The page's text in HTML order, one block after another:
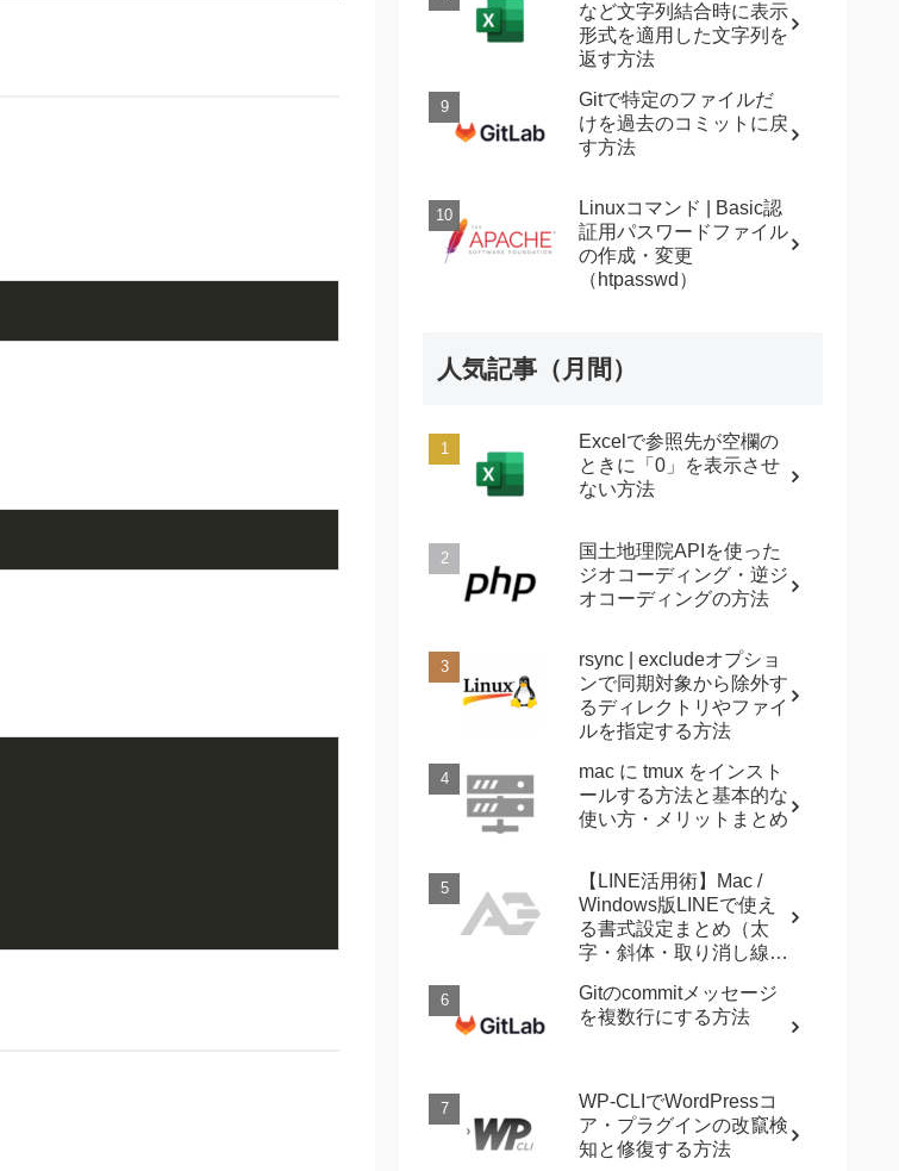
など文字列結合時に表示
形式を適用した文字列を
返す方法
Gitで特定のファイルだ
けを過去のコミットに戻
す方法
Linuxコマンド | Basic認
証用パスワードファイル
の作成・変更
（htpasswd）
人気記事（月間）
Excelで参照先が空欄の
ときに「0」を表示させ
ない方法
国土地理院APIを使った
ジオコーディング・逆ジ
オコーディングの方法
rsync | excludeオプショ
ンで同期対象から除外す
るディレクトリやファイ
ルを指定する方法
mac に tmux をインスト
ールする方法と基本的な
使い方・メリットまとめ
【LINE活用術】Mac /
Windows版LINEで使え
る書式設定まとめ（太
字・斜体・取り消し線・
Gitのcommitメッセージ
を複数行にする方法
WP-CLIでWordPressコ
ア・プラグインの改竄検
知と修復する方法